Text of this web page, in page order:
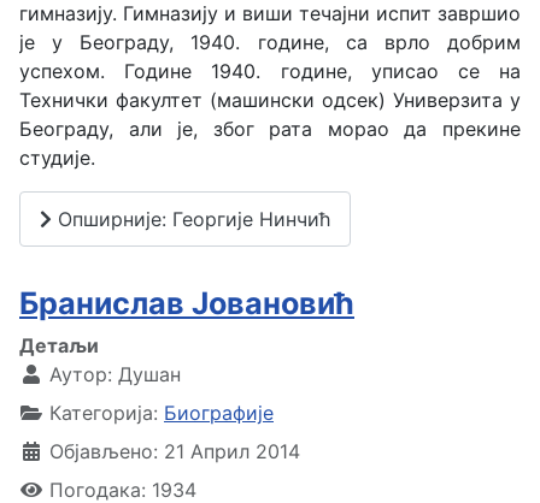
гимназију. Гимназију и виши течајни испит завршио
је у Београду, 1940. године, са врло добрим
успехом. Године 1940. године, уписао се на
Технички факултет (машински одсек) Универзита у
Београду, али је, због рата морао да прекине
студије.
Опширније: Георгије Нинчић
Бранислав Јовановић
Детаљи
Аутор: Душан
Категорија: Биографије
Објављено: 21 Април 2014
Погодака: 1934